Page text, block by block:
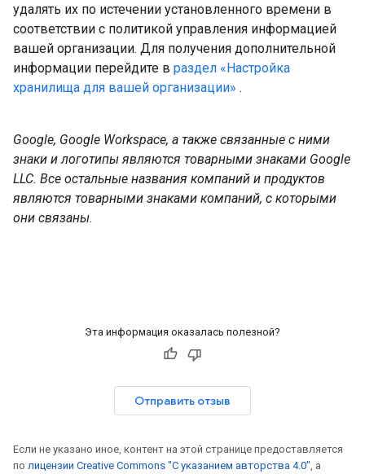
удалять их по истечении установленного времени в
соответствии с политикой управления информацией
вашей организации. Для получения дополнительной
информации перейдите в раздел «Настройка
хранилища для вашей организации» .
Google, Google Workspace, а также связанные с ними
знаки и логотипы являются товарными знаками Google
LLC. Все остальные названия компаний и продуктов
являются товарными знаками компаний, с которыми
они связаны.
Эта информация оказалась полезной?
Отправить отзыв
Если не указано иное, контент на этой странице предоставляется
по лицензии Creative Commons "С указанием авторства 4.0" , а